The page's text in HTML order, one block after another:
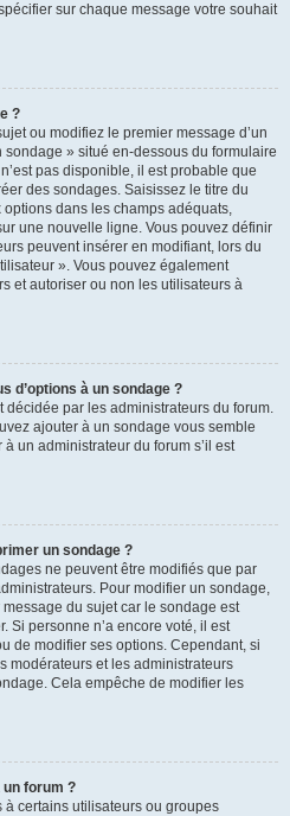
sur chaque message votre souhait
?
ou modifiez le premier message d’un
sondage » situé en-dessous du formulaire
pas disponible, il est probable que
des sondages. Saisissez le titre du
dans les champs adéquats,
une nouvelle ligne. Vous pouvez définir
peuvent insérer en modifiant, lors du
». Vous pouvez également
et autoriser ou non les utilisateurs à
d’options à un sondage ?
décidée par les administrateurs du forum.
ajouter à un sondage vous semble
un administrateur du forum s’il est
un sondage ?
ne peuvent être modifiés que par
Pour modifier un sondage,
du sujet car le sondage est
Si personne n’a encore voté, il est
de modifier ses options. Cependant, si
modérateurs et les administrateurs
Cela empêche de modifier les
un forum ?
certains utilisateurs ou groupes